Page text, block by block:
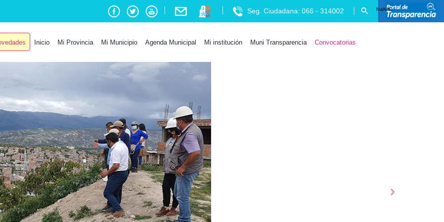
Seg. Ciudadana: 066 - 314002
Inicio Mi Provincia Mi Municipio Agenda Municipal Mi institución Muni Transparencia Convocatorias